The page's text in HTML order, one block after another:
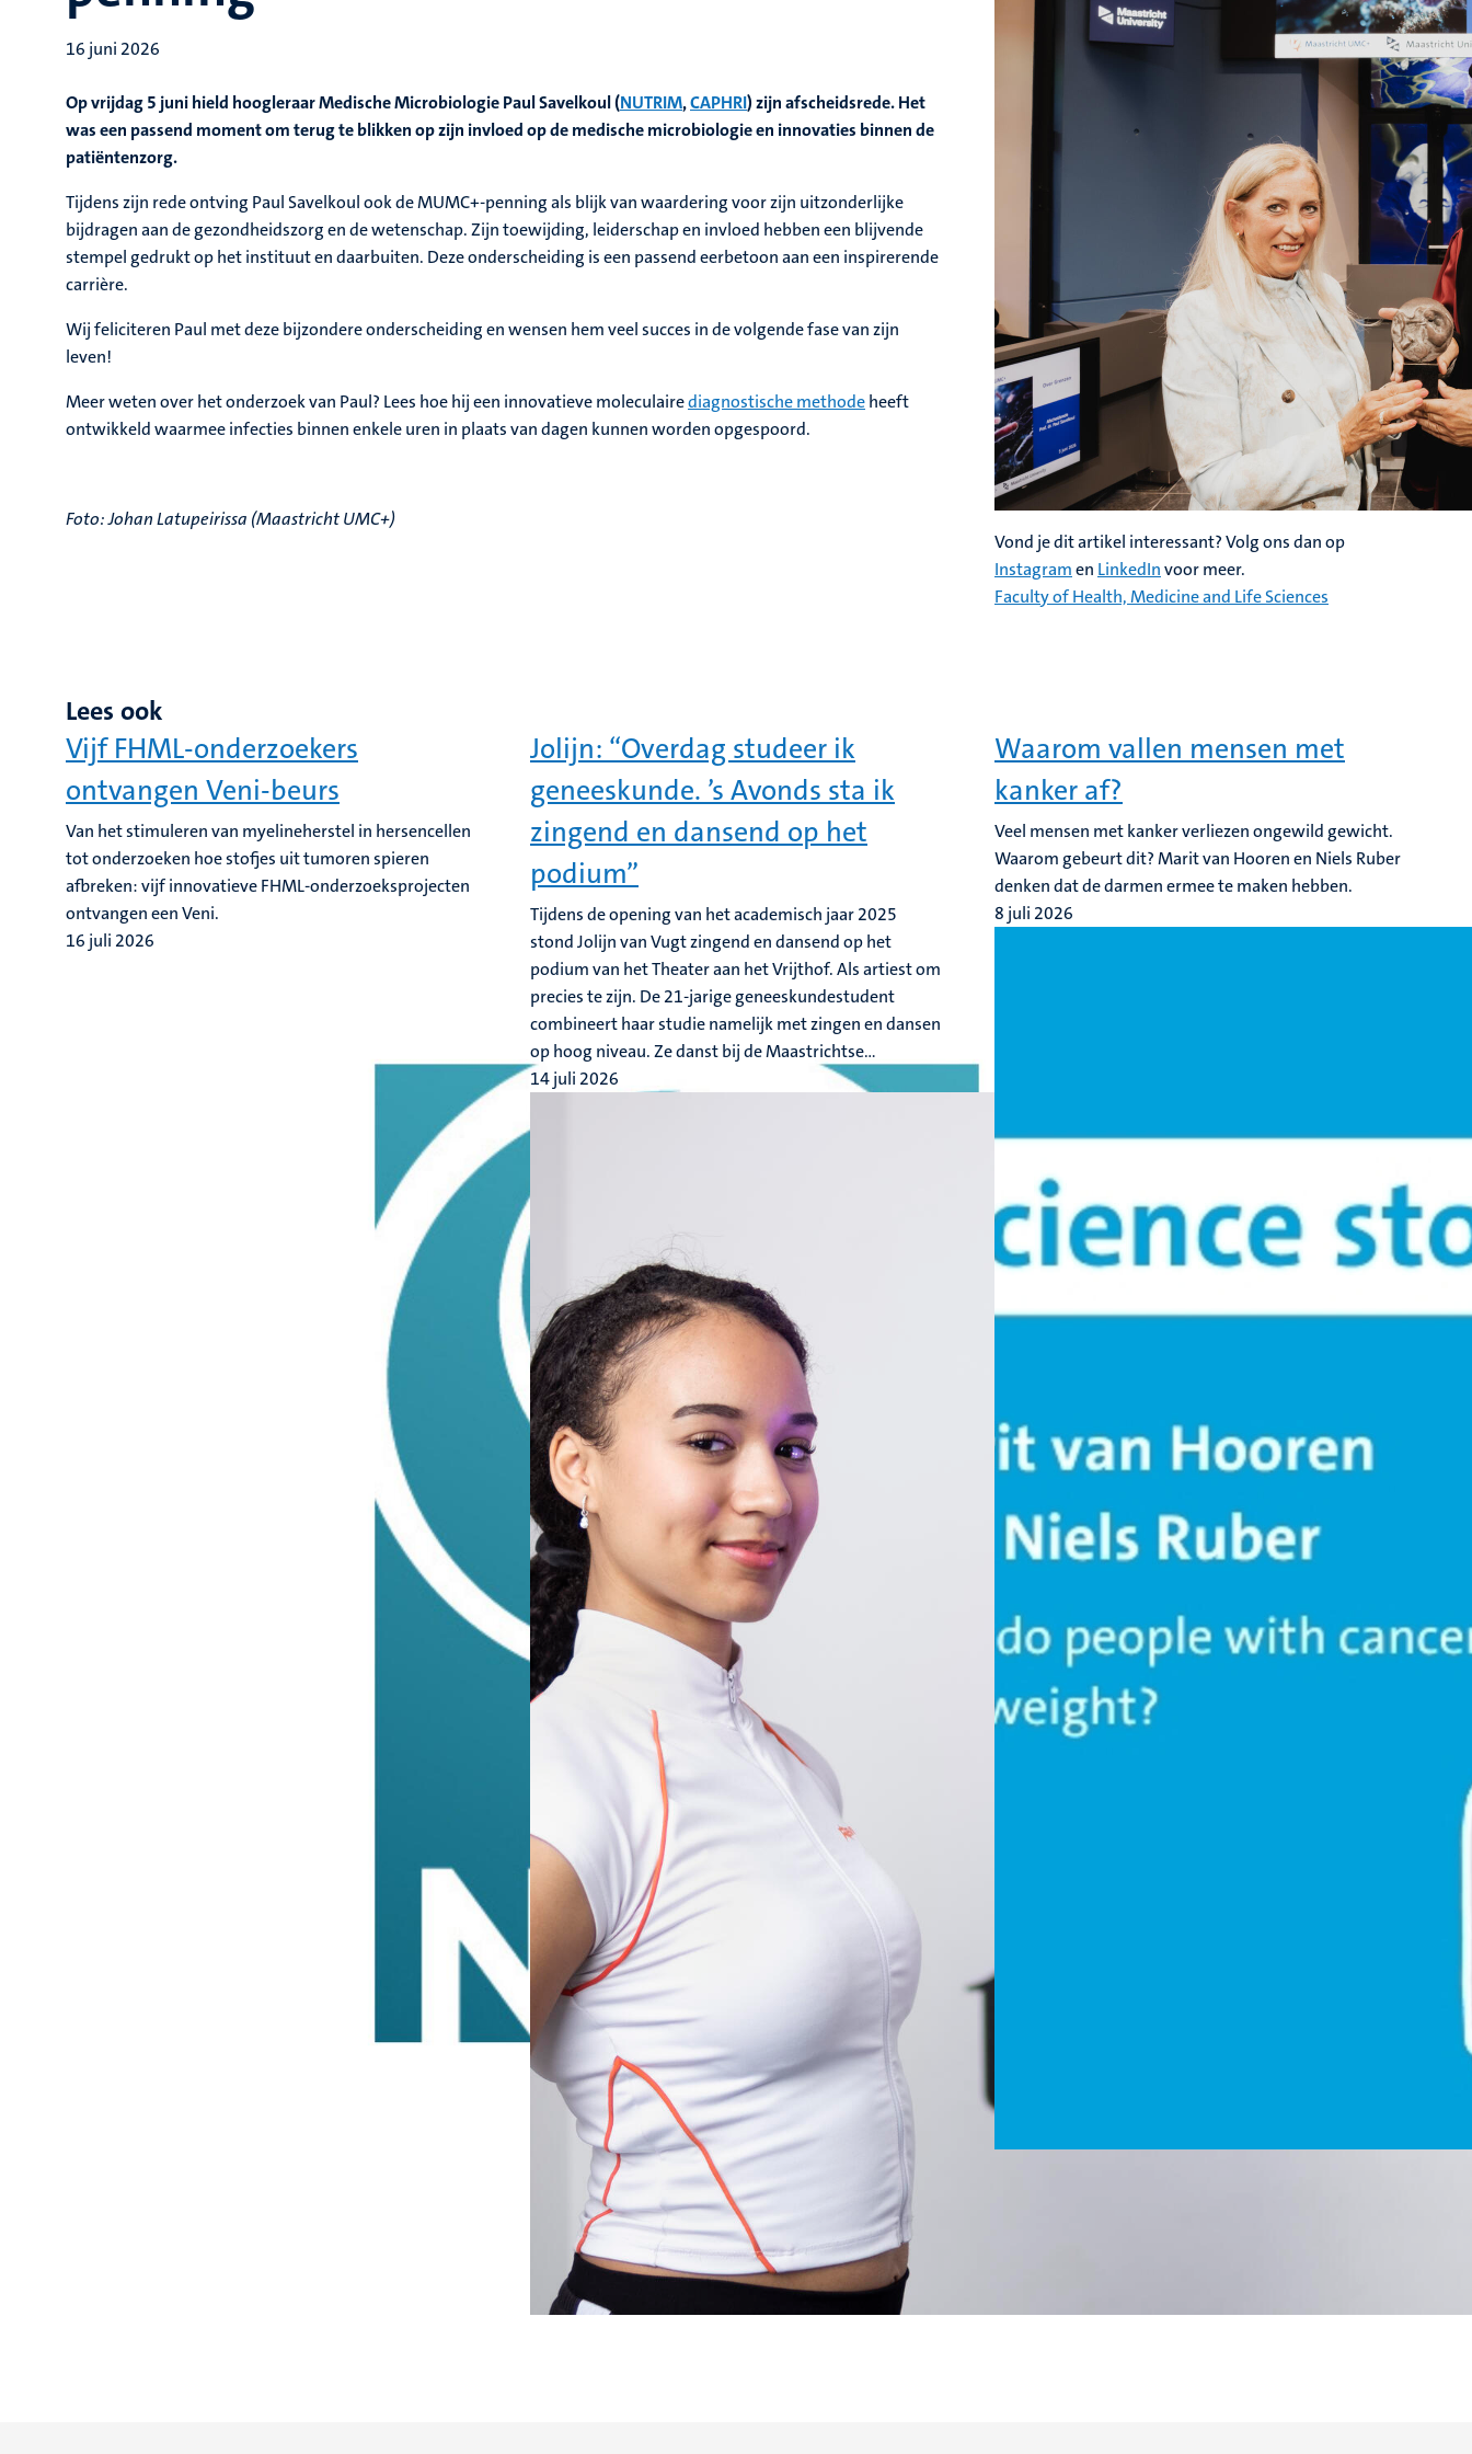
16 juni 2026
Op vrijdag 5 juni hield hoogleraar Medische Microbiologie Paul Savelkoul (NUTRIM,CAPHRI) zijn afscheidsrede. Het
was een passend moment om terug te blikken op zijn invloed op de medische microbiologie en innovaties binnen de
patiëntenzorg.
Tijdens zijn rede ontving Paul Savelkoul ook de MUMC+-penning als blijk van waardering voor zijn uitzonderlijke
bijdragen aan de gezondheidszorg en de wetenschap. Zijn toewijding, leiderschap en invloed hebben een blijvende
stempel gedrukt op het instituut en daarbuiten. Deze onderscheiding is een passend eerbetoon aan een inspirerende
carrière.
Wij feliciteren Paul met deze bijzondere onderscheiding en wensen hem veel succes in de volgende fase van zijn
leven!
Meer weten over het onderzoek van Paul? Lees hoe hij een innovatieve moleculairediagnostische methodeheeft
ontwikkeld waarmee infecties binnen enkele uren in plaats van dagen kunnen worden opgespoord.
Foto: Johan Latupeirissa (Maastricht UMC+)
Vond je dit artikel interessant? Volg ons dan op
Instagramen LinkedInvoor meer.
Faculty of Health, Medicine and Life Sciences
Lees ook
Vijf FHML-onderzoekers
ontvangen Veni-beurs
Van het stimuleren van myelineherstel in hersencellen
tot onderzoeken hoe stofjes uit tumoren spieren
afbreken: vijf innovatieve FHML-onderzoeksprojecten
ontvangen een Veni.
16 juli 2026
Jolijn: “Overdag studeer ik
geneeskunde. ’s Avonds sta ik
zingend en dansend op het
podium”
Tijdens de opening van het academisch jaar 2025
stond Jolijn van Vugt zingend en dansend op het
podium van het Theater aan het Vrijthof. Als artiest om
precies te zijn. De 21-jarige geneeskundestudent
combineert haar studie namelijk met zingen en dansen
op hoog niveau. Ze danst bij de Maastrichtse...
14 juli 2026
Waarom vallen mensen met
kanker af?
Veel mensen met kanker verliezen ongewild gewicht.
Waarom gebeurt dit? Marit van Hooren en Niels Ruber
denken dat de darmen ermee te maken hebben.
8 juli 2026